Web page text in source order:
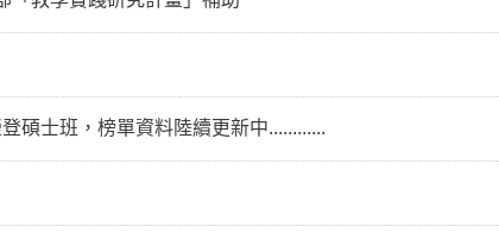
碩士班，榜單資料陸續更新中............